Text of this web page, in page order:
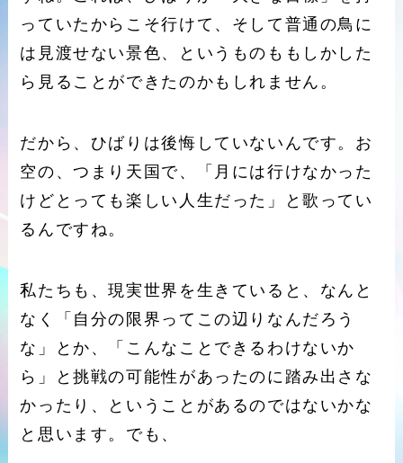
っていたからこそ行けて、そして普通の鳥に
は見渡せない景色、というものももしかした
ら見ることができたのかもしれません。
だから、ひばりは後悔していないんです。お
空の、つまり天国で、「月には行けなかった
けどとっても楽しい人生だった」と歌ってい
るんですね。
私たちも、現実世界を生きていると、なんと
なく「自分の限界ってこの辺りなんだろう
な」とか、「こんなことできるわけないか
ら」と挑戦の可能性があったのに踏み出さな
かったり、ということがあるのではないかな
と思います。でも、